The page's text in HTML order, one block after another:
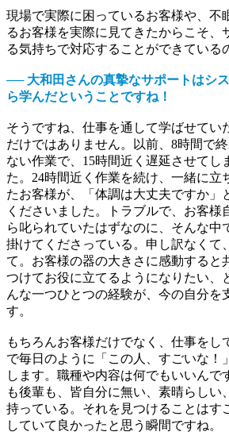
現場で実際に困っているお客様や、不
るお客様を実際に見てきたからこそ、
る気持ちで対応することができている
── 大和田さんの真摯なサポートはシ
ら学んだということですね！
そうですね、仕事を通して学ばせてい
だけではありません。以前、8時間で
ない作業で、15時間近く遅延させてし
た。24時間近く作業を続け、一緒に立
たお客様が、「体調は大丈夫ですか」
くださいました。トラブルで、お客様
ら叱られていたはずなのに、そんな中
掛けてくださっている。申し訳なくて
て。お客様の器の大きさに感動すると
つけてお役に立てるようになりたい、
んな一つひとつの経験が、今の自分を
す。
もちろんお客様だけでなく、仕事をし
で毎日のように「この人、すごいな！
します。職種や内容は何でもいいんで
も後輩も、皆自分に無い、素晴らしい
持っている。それを見つけることはす
していて良かったと思う瞬間ですね。